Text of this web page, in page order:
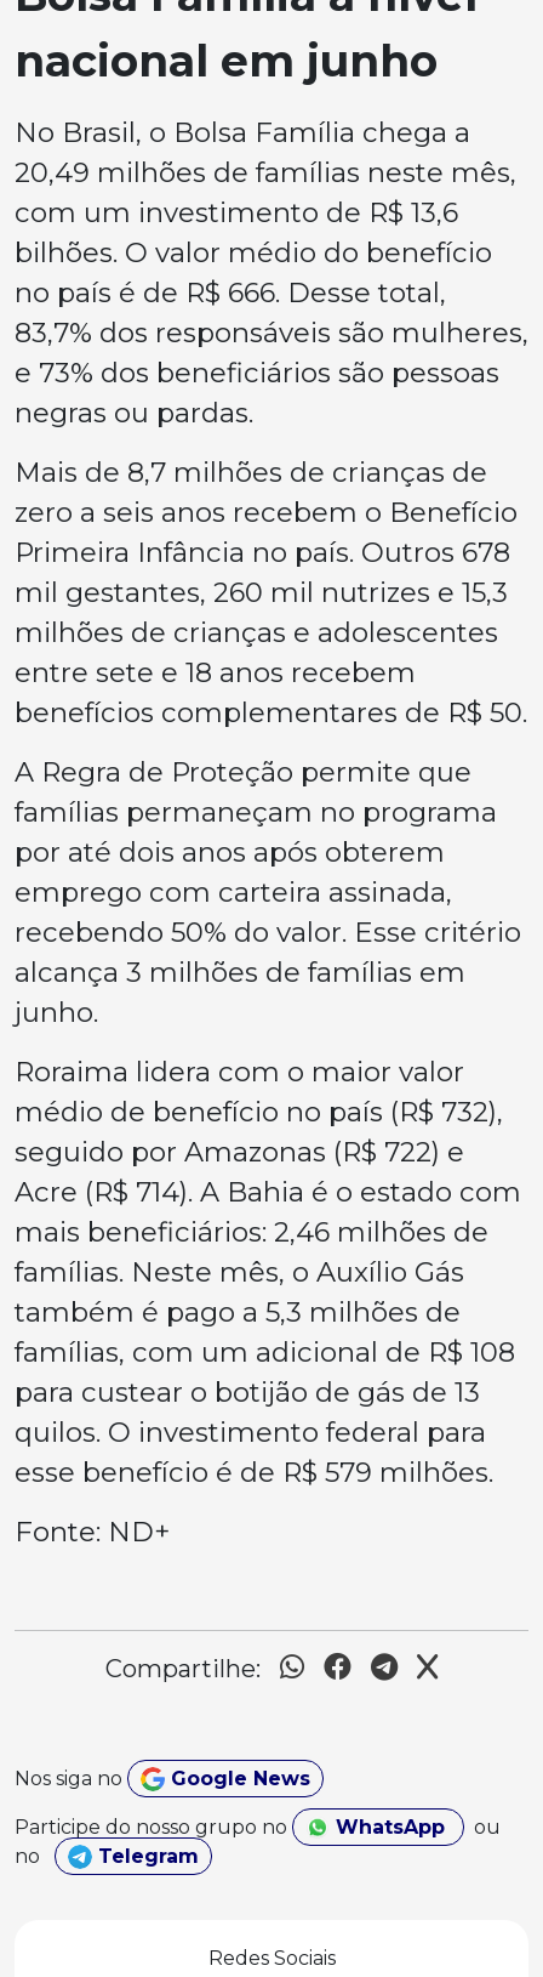
nacional em junho
No Brasil, o Bolsa Família chega a
20,49 milhões de famílias neste mês,
com um investimento de R$ 13,6
bilhões. O valor médio do benefício
no país é de R$ 666. Desse total,
83,7% dos responsáveis são mulheres,
e 73% dos beneficiários são pessoas
negras ou pardas.
Mais de 8,7 milhões de crianças de
zero a seis anos recebem o Benefício
Primeira Infância no país. Outros 678
mil gestantes, 260 mil nutrizes e 15,3
milhões de crianças e adolescentes
entre sete e 18 anos recebem
benefícios complementares de R$ 50.
A Regra de Proteção permite que
famílias permaneçam no programa
por até dois anos após obterem
emprego com carteira assinada,
recebendo 50% do valor. Esse critério
alcança 3 milhões de famílias em
junho.
Roraima lidera com o maior valor
médio de benefício no país (R$ 732),
seguido por Amazonas (R$ 722) e
Acre (R$ 714). A Bahia é o estado com
mais beneficiários: 2,46 milhões de
famílias. Neste mês, o Auxílio Gás
também é pago a 5,3 milhões de
famílias, com um adicional de R$ 108
para custear o botijão de gás de 13
quilos. O investimento federal para
esse benefício é de R$ 579 milhões.
Fonte: ND+
Compartilhe:
Nos siga no Google News
Participe do nosso grupo no WhatsApp
ou
no
Telegram
Redes Sociais